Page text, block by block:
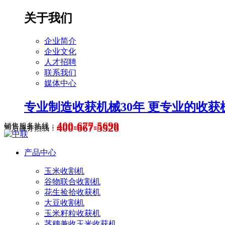
关于我们
企业简介
企业文化
人才招聘
联系我们
媒体中心
专业制造收获机械30年 更专业的收获
销售服务热线： 400-677-5699
售后服务热线： 400-667-5526
产品中心
玉米收割机
谷物联合收割机
花生捡拾收获机
大豆收割机
玉米籽粒收获机